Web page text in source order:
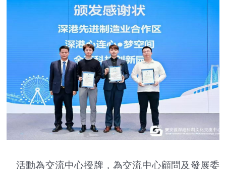
活動為交流中心授牌，為交流中心顧問及發展委